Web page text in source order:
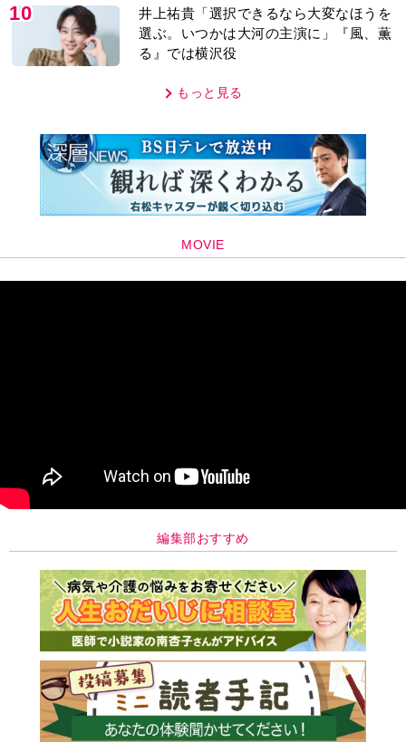
10
井上祐貴「選択できるなら大変なほうを
選ぶ。いつかは大河の主演に」『風、薫
る』では横沢役
もっと見る
MOVIE
編集部おすすめ